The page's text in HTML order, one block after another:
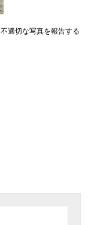
不適切な写真を報告する